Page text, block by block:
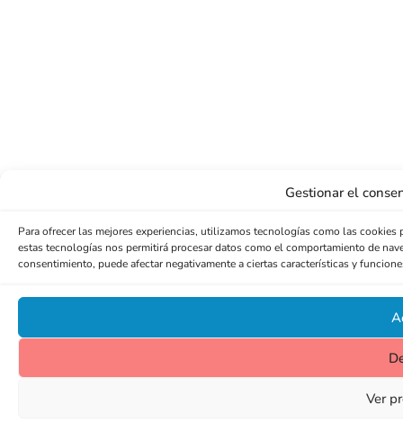
Gestionar el
Para ofrecer las mejores experiencias, utilizamos tecnologías como las
estas tecnologías nos permitirá procesar datos como el comportamiento de
consentimiento, puede afectar negativamente a ciertas características y
Ver